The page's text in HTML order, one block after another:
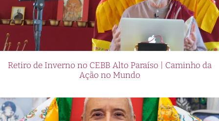
Retiro de Inverno no CEBB Alto Paraíso | Caminho da
Ação no Mundo